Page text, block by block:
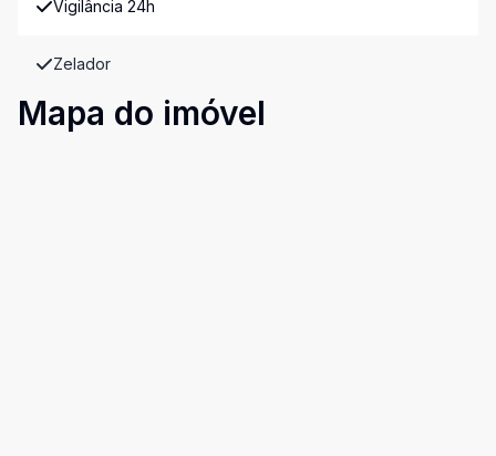
Vigilância 24h
Zelador
Mapa do imóvel